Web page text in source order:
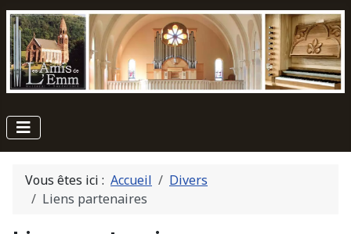
Vous êtes ici : Accueil
Divers
Liens partenaires